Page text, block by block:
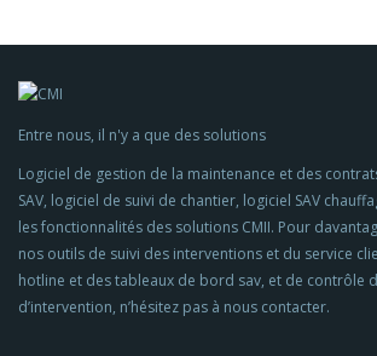
Entre nous, il n'y a que des solutions
Logiciel de gestion de la maintenance et des
SAV, logiciel de suivi de chantier, logiciel SAV
les fonctionnalités des solutions CMII. Pour
nos outils de suivi des interventions et du service
hotline et des tableaux de bord sav, et de contrôle
d’intervention, n’hésitez pas à nous contacter.